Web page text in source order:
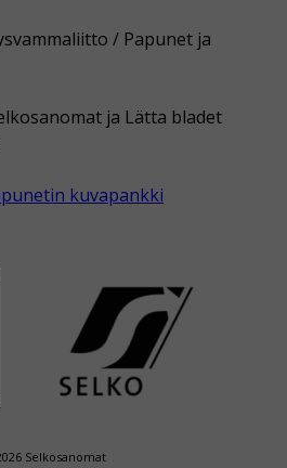
/ Papunet ja
ja Lätta bladet
kuvapankki
Selkosanomat